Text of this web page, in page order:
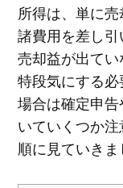
所得は、単に
諸費用を差し引
売却益が出て
特段気にする
場合は確定申
いていくつか
順に見ていきま